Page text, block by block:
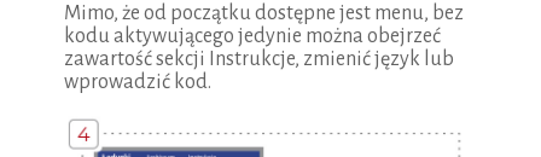
Mimo, że od początku dostępne jest menu, bez
kodu aktywującego jedynie można obejrzeć
zawartość sekcji Instrukcje, zmienić język lub
wprowadzić kod.